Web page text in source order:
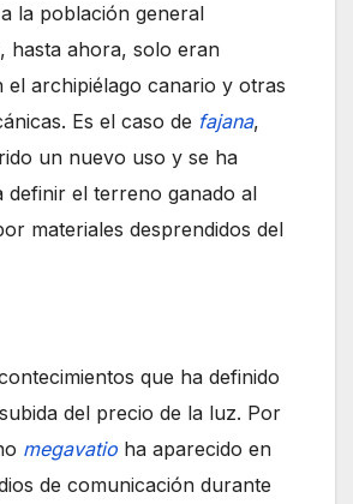
la población general
hasta ahora, solo eran
el archipiélago canario y otras
Es el caso de fajana,
un nuevo uso y se ha
definir el terreno ganado al
materiales desprendidos del
que ha definido
del precio de la luz. Por
megavatio ha aparecido en
de comunicación durante